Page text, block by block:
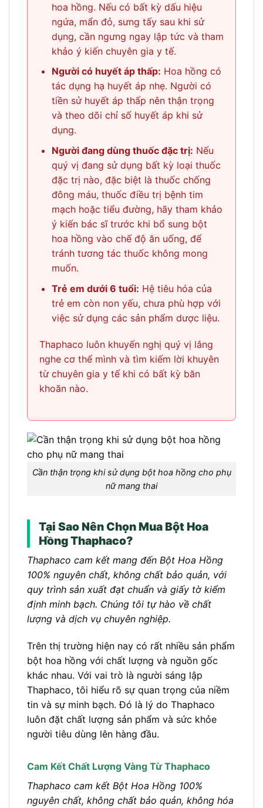
hoa hồng. Nếu có bất kỳ dấu hiệu
ngứa, mẩn đỏ, sưng tấy sau khi sử
dụng, cần ngưng ngay lập tức và tham
khảo ý kiến chuyên gia y tế.
Người có huyết áp thấp: Hoa hồng có
tác dụng hạ huyết áp nhẹ. Người có
tiền sử huyết áp thấp nên thận trọng
và theo dõi chỉ số huyết áp khi sử
dụng.
Người đang dùng thuốc đặc trị: Nếu
quý vị đang sử dụng bất kỳ loại thuốc
đặc trị nào, đặc biệt là thuốc chống
đông máu, thuốc điều trị bệnh tim
mạch hoặc tiểu đường, hãy tham khảo
ý kiến bác sĩ trước khi bổ sung bột
hoa hồng vào chế độ ăn uống, để
tránh tương tác thuốc không mong
muốn.
Trẻ em dưới 6 tuổi: Hệ tiêu hóa của
trẻ em còn non yếu, chưa phù hợp với
việc sử dụng các sản phẩm dược liệu.
Thaphaco luôn khuyến nghị quý vị lắng
nghe cơ thể mình và tìm kiếm lời khuyên
từ chuyên gia y tế khi có bất kỳ băn
khoăn nào.
Cần thận trọng khi sử dụng bột hoa hồng cho phụ
nữ mang thai
Tại Sao Nên Chọn Mua Bột Hoa
Hồng Thaphaco?
Thaphaco cam kết mang đến Bột Hoa Hồng
100% nguyên chất, không chất bảo quản, với
quy trình sản xuất đạt chuẩn và giấy tờ kiểm
định minh bạch. Chúng tôi tự hào về chất
lượng và dịch vụ chuyên nghiệp.
Trên thị trường hiện nay có rất nhiều sản phẩm
bột hoa hồng với chất lượng và nguồn gốc
khác nhau. Với vai trò là người sáng lập
Thaphaco, tôi hiểu rõ sự quan trọng của niềm
tin và sự minh bạch. Đó là lý do Thaphaco
luôn đặt chất lượng sản phẩm và sức khỏe
người tiêu dùng lên hàng đầu.
Cam Kết Chất Lượng Vàng Từ Thaphaco
Thaphaco cam kết Bột Hoa Hồng 100%
nguyên chất, không chất bảo quản, không hóa